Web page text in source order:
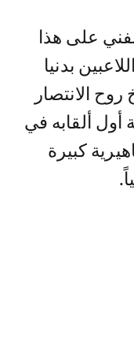
على هذا
بدنيا
الانتصار
أول ألقابه في
كبيرة